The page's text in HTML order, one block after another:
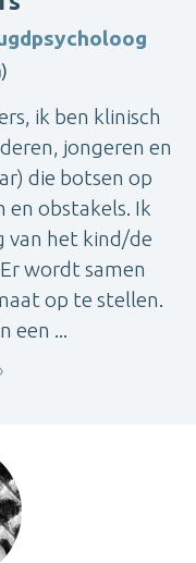
ik ben klinisch
jongeren en
die botsen op
en obstakels. Ik
van het kind/de
wordt samen
op te stellen.
een ...